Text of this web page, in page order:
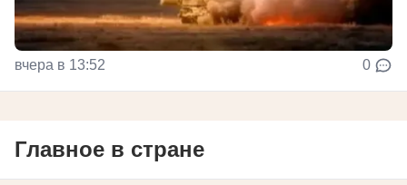
вчера в 13:52 0
Главное в стране